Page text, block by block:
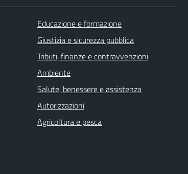
Educazione e formazione
Giustizia e sicurezza pubblica
Tributi, finanze e contravvenzioni
Ambiente
Salute, benessere e assistenza
Autorizzazioni
Agricoltura e pesca